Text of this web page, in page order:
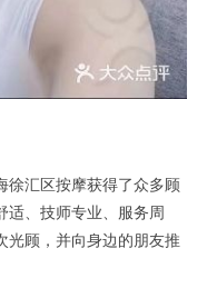
汇区按摩获得了众多顾
适、技师专业、服务周
光顾，并向身边的朋友推